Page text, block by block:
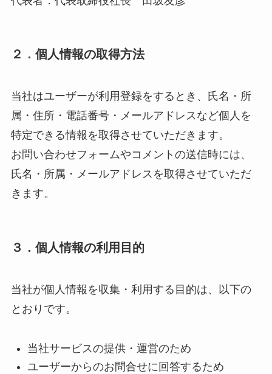
２．個人情報の取得方法
当社はユーザーが利用登録をするとき、氏名・所
属・住所・電話番号・メールアドレスなど個人を
特定できる情報を取得させていただきます。
お問い合わせフォームやコメントの送信時には、
氏名・所属・メールアドレスを取得させていただ
きます。
３． 個人情報の利用目的
当社が個人情報を収集・利用する目的は、以下の
とおりです。
当社サービスの提供・運営のため
ユーザーからのお問合せに回答するため